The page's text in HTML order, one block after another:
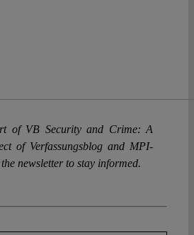
of VB Security and Crime: A
of Verfassungsblog and MPI-
newsletter to stay informed.